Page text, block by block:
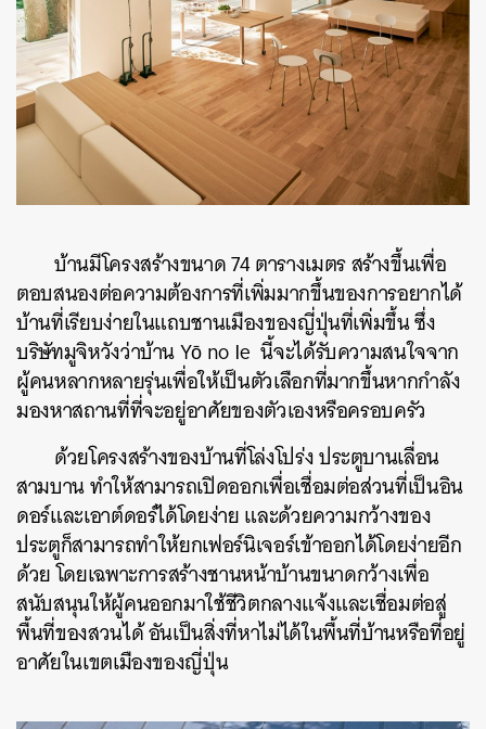
บ้านมีโครงสร้างขนาด74ตารางเมตร สร้างขึ้นเพื่อ
ตอบสนองต่อความต้องการที่เพิ่มมากขึ้นของการอยากได้
บ้านที่เรียบง่ายในแถบชานเมืองของญี่ปุ่นที่เพิ่มขึ้น ซึ่ง
บริษัทมูจิหวังว่าบ้านYō no Ie นี้จะได้รับความสนใจจาก
ผู้คนหลากหลายรุ่นเพื่อให้เป็นตัวเลือกที่มากขึ้นหากกำลัง
มองหาสถานที่ที่จะอยู่อาศัยของตัวเองหรือครอบครัว
ด้วยโครงสร้างของบ้านที่โล่งโปร่ง ประตูบานเลื่อน
สามบาน ทำให้สามารถเปิดออกเพื่อเชื่อมต่อส่วนที่เป็นอิน
ดอร์และเอาต์ดอร์ได้โดยง่าย และด้วยความกว้างของ
ประตูก็สามารถทำให้ยกเฟอร์นิเจอร์เข้าออกได้โดยง่ายอีก
ด้วย โดยเฉพาะการสร้างชานหน้าบ้านขนาดกว้างเพื่อ
สนับสนุนให้ผู้คนออกมาใช้ชีวิตกลางแจ้งและเชื่อมต่อสู่
พื้นที่ของสวนได้ อันเป็นสิ่งที่หาไม่ได้ในพื้นที่บ้านหรือที่อยู่
อาศัยในเขตเมืองของญี่ปุ่น